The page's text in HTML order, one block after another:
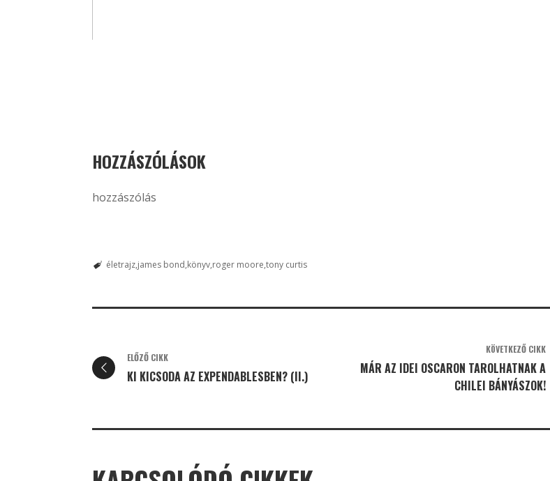
HOZZÁSZÓLÁSOK
hozzászólás
életrajz james bond könyv roger moore tony curtis
ELŐZŐ CIKK
KI KICSODA AZ EXPENDABLESBEN? (II.)
KÖVETKEZŐ CIKK
MÁR AZ IDEI OSCARON TAROLHATNAK A
CHILEI BÁNYÁSZOK!